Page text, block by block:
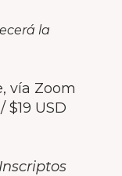
la
vía Zoom
$19 USD